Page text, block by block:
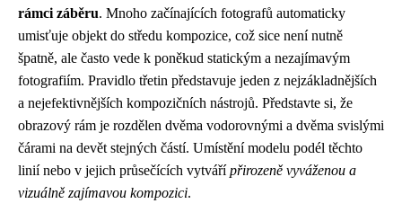
rámci záběru. Mnoho začínajících fotografů automaticky
umisťuje objekt do středu kompozice, což sice není nutně
špatně, ale často vede k poněkud statickým a nezajímavým
fotografiím. Pravidlo třetin představuje jeden z nejzákladnějších
a nejefektivnějších kompozičních nástrojů. Představte si, že
obrazový rám je rozdělen dvěma vodorovnými a dvěma svislými
čárami na devět stejných částí. Umístění modelu podél těchto
linií nebo v jejich průsečících vytváří přirozeně vyváženou a
vizuálně zajímavou kompozici.